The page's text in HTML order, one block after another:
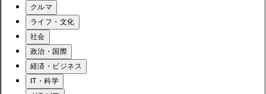
クルマ
ライフ・文化
社会
政治・国際
経済・ビジネス
IT・科学